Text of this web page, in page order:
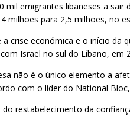
emigrantes libaneses a
milhões para 2,5 milhões, no
crise económica e o início
Israel no sul do Líbano,
não é o único elemento a
com o líder do National
restabelecimento da